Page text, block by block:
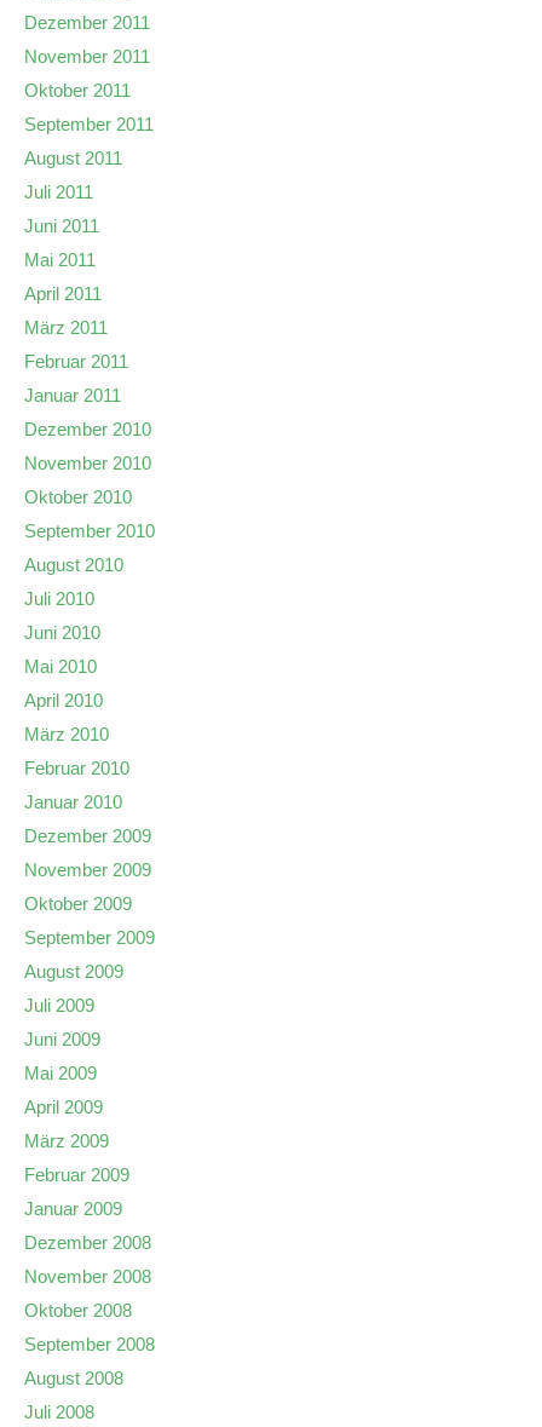
Dezember 2011
November 2011
Oktober 2011
September 2011
August 2011
Juli 2011
Juni 2011
Mai 2011
April 2011
März 2011
Februar 2011
Januar 2011
Dezember 2010
November 2010
Oktober 2010
September 2010
August 2010
Juli 2010
Juni 2010
Mai 2010
April 2010
März 2010
Februar 2010
Januar 2010
Dezember 2009
November 2009
Oktober 2009
September 2009
August 2009
Juli 2009
Juni 2009
Mai 2009
April 2009
März 2009
Februar 2009
Januar 2009
Dezember 2008
November 2008
Oktober 2008
September 2008
August 2008
Juli 2008